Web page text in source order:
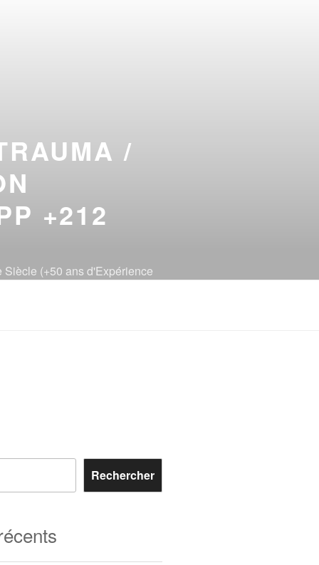
/
+212
(+50 ans d'Expérience
Rechercher